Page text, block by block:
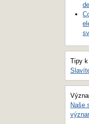
Tipy
Naše